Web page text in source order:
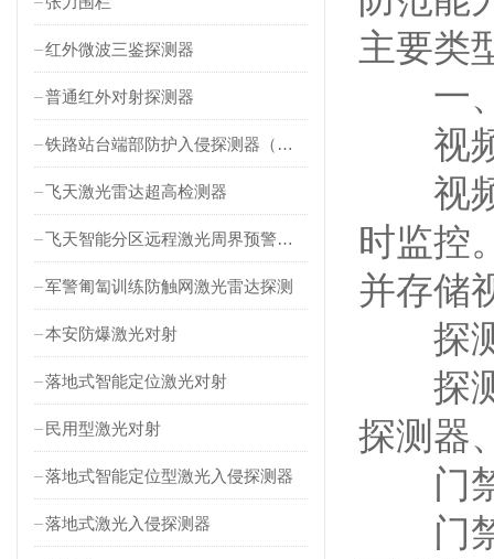
红外微波三鉴探测器
普通红外对射探测器
铁路站台端部防护入侵探测器（对射式）
飞天激光雷达超高检测器
飞天智能分区远程激光周界预警雷达
军警匍匐训练防触网激光雷达探测
本安防爆激光对射
落地式智能定位激光对射
民用型激光对射
落地式智能定位型激光入侵探测器
落地式激光入侵探测器
主要类
一
视频
视频
时监控
并存储
探
探测
探测器
门禁
门禁